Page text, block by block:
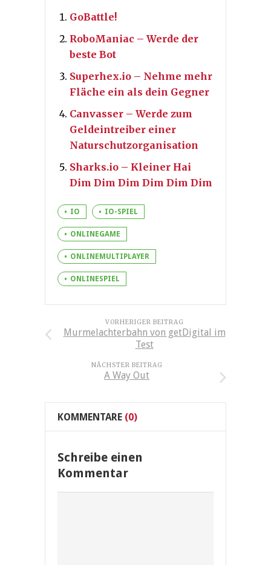
GoBattle!
RoboManiac – Werde der
beste Bot
Superhex.io – Nehme mehr
Fläche ein als dein Gegner
Canvasser – Werde zum
Geldeintreiber einer
Naturschutzorganisation
Sharks.io – Kleiner Hai
Dim Dim Dim Dim Dim Dim
IO IO-SPIEL
ONLINEGAME
ONLINEMULTIPLAYER
ONLINESPIEL
VORHERIGER BEITRAG
Murmelachterbahn von getDigital im
Test
NÄCHSTER BEITRAG
A Way Out
KOMMENTARE (0)
Schreibe einen
Kommentar